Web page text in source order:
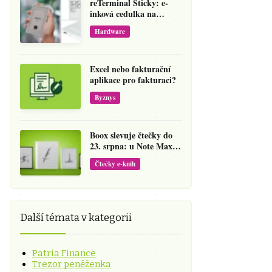
reTerminal Sticky: e-
inková cedulka na
ledničku, která přepíše
váš hlas na vzkaz
Hardware
Excel nebo fakturační
aplikace pro fakturaci?
Byznys
Boox slevuje čtečky do
23. srpna: u Note Maxu
jde cena dolů o 138 eur
Čtečky e-knih
Další témata v kategorii
Patria Finance
Trezor peněženka